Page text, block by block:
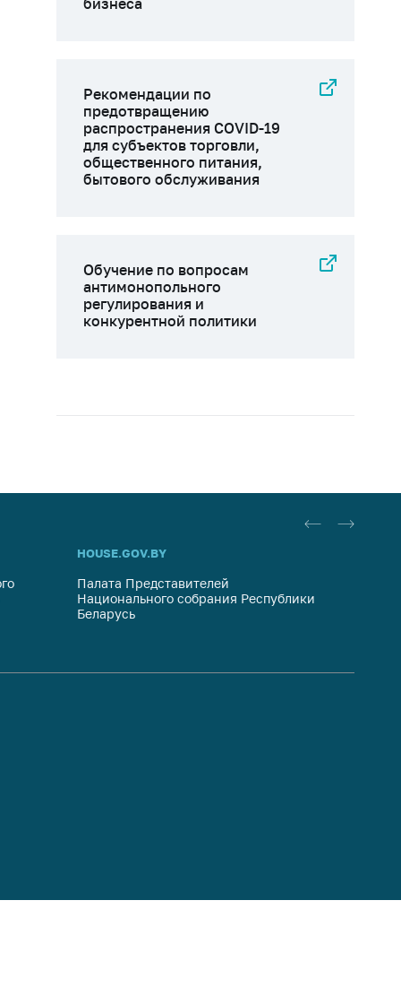
бизнеса
Рекомендации по
предотвращению
распространения COVID-19
для субъектов торговли,
общественного питания,
бытового обслуживания
Обучение по вопросам
антимонопольного
регулирования и
конкурентной политики
HOUSE.GOV.BY
Палата Представителей
Национального собрания Республики
Беларусь